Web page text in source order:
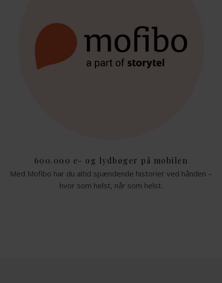
600.000 e- og lydbøger på mobilen
Med Mofibo har du altid spændende historier ved hånden –
hvor som helst, når som helst.